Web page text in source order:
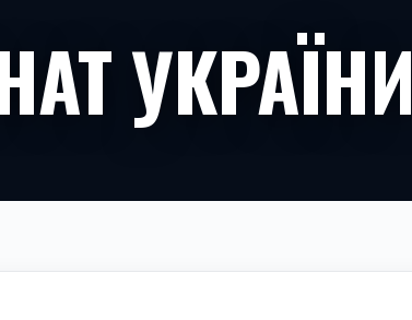
УКРАЇНИ